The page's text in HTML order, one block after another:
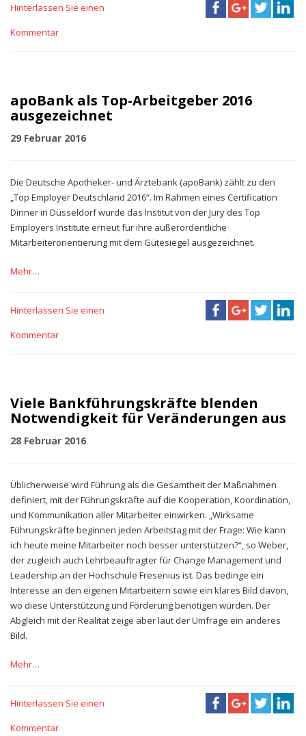
Hinterlassen Sie einen
Kommentar
apoBank als Top-Arbeitgeber 2016
ausgezeichnet
29 Februar 2016
Die Deutsche Apotheker- und Ärztebank (apoBank) zählt zu den
„Top Employer Deutschland 2016“. Im Rahmen eines Certification
Dinner in Düsseldorf wurde das Institut von der Jury des Top
Employers Institute erneut für ihre außerordentliche
Mitarbeiterorientierung mit dem Gütesiegel ausgezeichnet.
Mehr…
Hinterlassen Sie einen
Kommentar
Viele Bankführungskräfte blenden
Notwendigkeit für Veränderungen aus
28 Februar 2016
Üblicherweise wird Führung als die Gesamtheit der Maßnahmen
definiert, mit der Führungskräfte auf die Kooperation, Koordination,
und Kommunikation aller Mitarbeiter einwirken. „Wirksame
Führungskräfte beginnen jeden Arbeitstag mit der Frage: Wie kann
ich heute meine Mitarbeiter noch besser unterstützen?“, so Weber,
der zugleich auch Lehrbeauftragter für Change Management und
Leadership an der Hochschule Fresenius ist. Das bedinge ein
Interesse an den eigenen Mitarbeitern sowie ein klares Bild davon,
wo diese Unterstützung und Förderung benötigen würden. Der
Abgleich mit der Realität zeige aber laut der Umfrage ein anderes
Bild.
Mehr…
Hinterlassen Sie einen
Kommentar